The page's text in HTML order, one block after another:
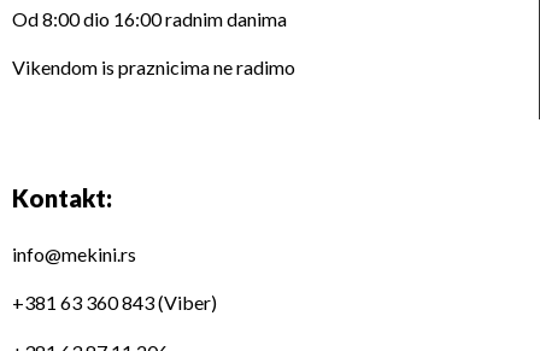
Od 8:00 dio 16:00 radnim danima
Vikendom is praznicima ne radimo
Kontakt:
info@mekini.rs
+381 63 360 843 (Viber)